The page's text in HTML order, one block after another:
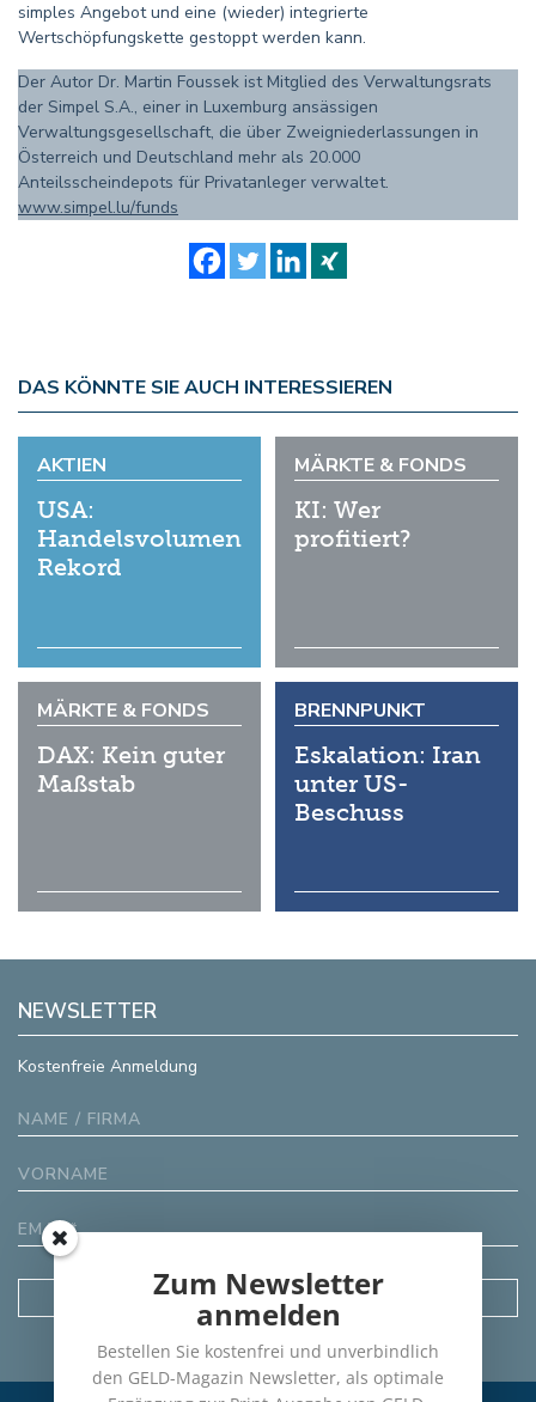
simples Angebot und eine (wieder) integrierte
Wertschöpfungskette gestoppt werden kann.
Der Autor Dr. Martin Foussek ist Mitglied des Verwaltungsrats
der Simpel S.A., einer in Luxemburg ansässigen
Verwaltungsgesellschaft, die über Zweigniederlassungen in
Österreich und Deutschland mehr als 20.000
Anteilsscheindepots für Privatanleger verwaltet.
www.simpel.lu/funds
DAS KÖNNTE SIE AUCH INTERESSIEREN
AKTIEN
USA:
Handelsvolumen
Rekord
MÄRKTE & FONDS
KI: Wer
profitiert?
MÄRKTE & FONDS
DAX: Kein guter
Maßstab
BRENNPUNKT
Eskalation: Iran
unter US-
Beschuss
NEWSLETTER
Kostenfreie Anmeldung
Zum Newsletter
anmelden
Bestellen Sie kostenfrei und unverbindlich
den GELD-Magazin Newsletter, als optimale